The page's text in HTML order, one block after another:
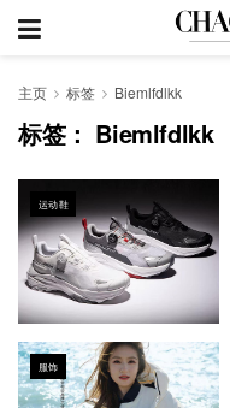
主页 标签 Biemlfdlkk
标签： Biemlfdlkk
运动鞋
服饰